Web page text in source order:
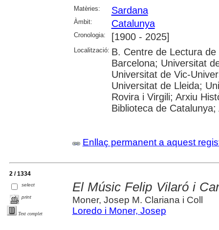
Matèries: Sardana
Àmbit: Catalunya
Cronologia: [1900 - 2025]
Localització: B. Centre de Lectura
Barcelona; Universitat
Universitat de Vic-
Universitat de Lleida;
Rovira i Virgili; Arxiu
Biblioteca de
Enllaç permanent a aquest
2 / 1334
select
print
Text complet
El Músic Felip Vilaró i
Moner, Josep M. Clariana i Coll
Loredo i Moner, Josep